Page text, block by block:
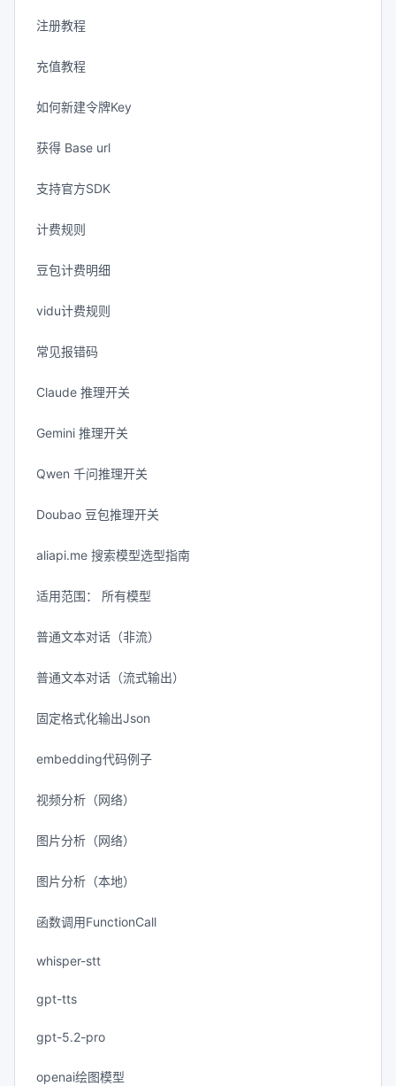
注册教程
充值教程
如何新建令牌Key
获得 Base url
支持官方SDK
计费规则
豆包计费明细
vidu计费规则
常见报错码
Claude 推理开关
Gemini 推理开关
Qwen 千问推理开关
Doubao 豆包推理开关
aliapi.me 搜索模型选型指南
适用范围： 所有模型
普通文本对话（非流）
普通文本对话（流式输出）
固定格式化输出Json
embedding代码例子
视频分析（网络）
图片分析（网络）
图片分析（本地）
函数调用FunctionCall
whisper-stt
gpt-tts
gpt-5.2-pro
openai绘图模型